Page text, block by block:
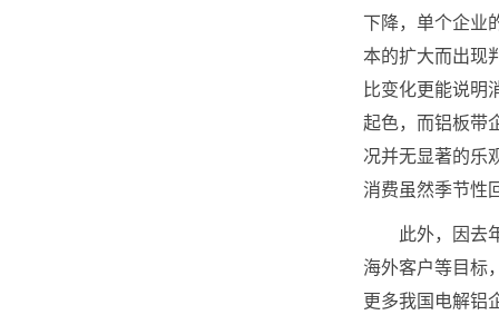
下降，单个企业
本的扩大而出现
比变化更能说明
起色，而铝板带
况并无显著的乐
消费虽然季节性
此外，因去年
海外客户等目标
更多我国电解铝